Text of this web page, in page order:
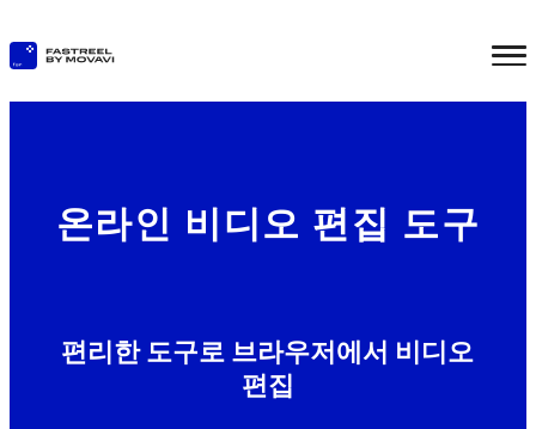
온라인 비디오 편집 도구
편리한 도구로 브라우저에서 비디오
편집